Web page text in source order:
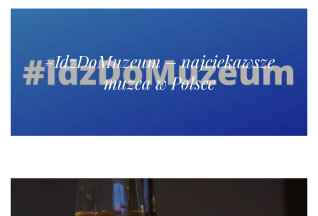
#IdzDoMuzeum – najciekawsze
muzea w Polsce